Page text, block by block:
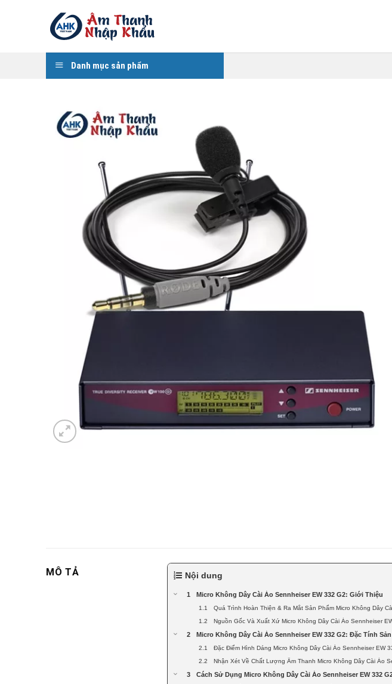
Danh mục sản phẩm
MÔ TẢ Nội dung
Micro Không Dây Cài Áo Sennheiser EW 332 G2: Giới Thiệu
Quá Trình Hoàn Thiện & Ra Mắt Sản Phẩm Micro Không Dây
Nguồn Gốc Và Xuất Xứ Micro Không Dây Cài Áo Sennheiser
Micro Không Dây Cài Áo Sennheiser EW 332 G2: Đặc Tính
Đặc Điểm Hình Dáng Micro Không Dây Cài Áo Sennheiser EW
Nhận Xét Về Chất Lượng Âm Thanh Micro Không Dây Cài Áo
Cách Sử Dụng Micro Không Dây Cài Áo Sennheiser EW 332